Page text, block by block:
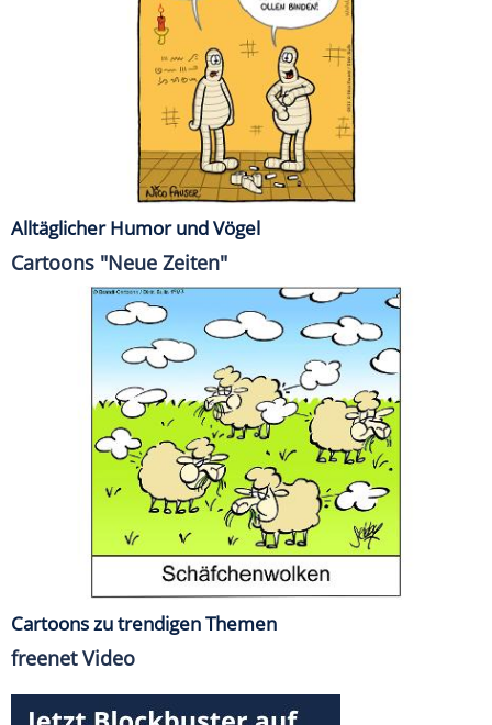
Alltäglicher Humor und Vögel
Cartoons "Neue Zeiten"
Cartoons zu trendigen Themen
freenet Video